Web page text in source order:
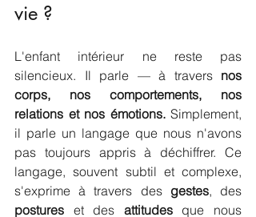
vie ?
L'enfant intérieur ne reste pas
silencieux. Il parle — à travers nos
corps, nos comportements, nos
relations et nos émotions. Simplement,
il parle un langage que nous n'avons
pas toujours appris à déchiffrer. Ce
langage, souvent subtil et complexe,
s'exprime à travers des gestes
postures et des attitudes que nous